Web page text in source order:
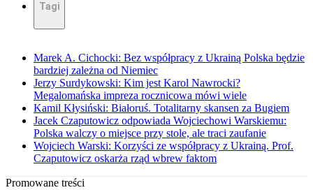
Tagi
Marek A. Cichocki: Bez współpracy z Ukrainą Polska będzie
bardziej zależna od Niemiec
Jerzy Surdykowski: Kim jest Karol Nawrocki?
Megalomańska impreza rocznicowa mówi wiele
Kamil Kłysiński: Białoruś. Totalitarny skansen za Bugiem
Jacek Czaputowicz odpowiada Wojciechowi Warskiemu:
Polska walczy o miejsce przy stole, ale traci zaufanie
Wojciech Warski: Korzyści ze współpracy z Ukrainą. Prof.
Czaputowicz oskarża rząd wbrew faktom
Promowane treści